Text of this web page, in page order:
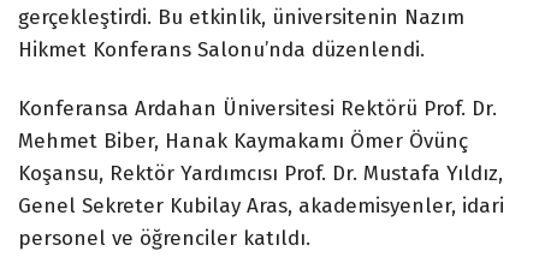
gerçekleştirdi. Bu etkinlik, üniversitenin Nazım
Hikmet Konferans Salonu’nda düzenlendi.
Konferansa Ardahan Üniversitesi Rektörü Prof. Dr.
Mehmet Biber, Hanak Kaymakamı Ömer Övünç
Koşansu, Rektör Yardımcısı Prof. Dr. Mustafa Yıldız,
Genel Sekreter Kubilay Aras, akademisyenler, idari
personel ve öğrenciler katıldı.